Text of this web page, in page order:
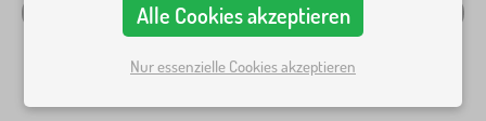
Alle Cookies akzeptieren
Nur essenzielle Cookies akzeptieren